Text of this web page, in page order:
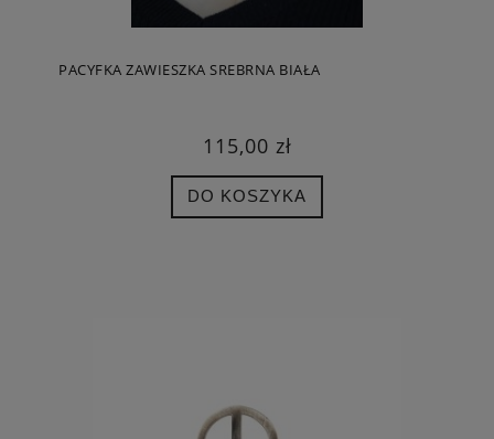
PACYFKA ZAWIESZKA SREBRNA BIAŁA
115,00 zł
DO KOSZYKA